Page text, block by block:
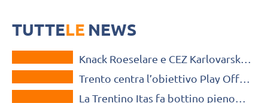
TUTTELE NEWS
CEV CUP
Knack Roeselare e CEZ Karlovarsko
CHAMPIONS LEAGUE
Trento centra l’obiettivo Play Off
Karlovarsko
CHAMPIONS LEAGUE
La Trentino Itas fa bottino pieno